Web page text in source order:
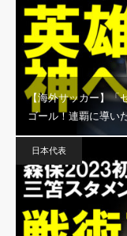
【海外サッカー】「
ゴール！連覇に導い
日本代表